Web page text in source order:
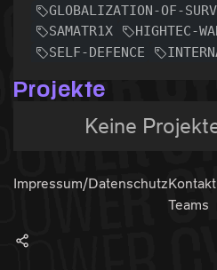
GLOBALIZATION-OF-
SAMATR1X
HIGHTEC-
SELF-DEFENCE
Projekte
Keine
Impressum/Datenschutz
Teams